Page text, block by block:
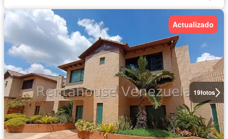
19fotos
Actualizado